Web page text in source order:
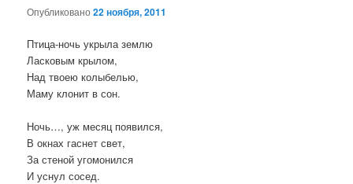
Опубликовано22 ноября, 2011
Птица-ночь укрыла землю
Ласковым крылом,
Над твоею колыбелью,
Маму клонит в сон.
Ночь…, уж месяц появился,
В окнах гаснет свет,
За стеной угомонился
И уснул сосед.